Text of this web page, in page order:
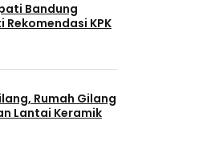
Bandung
Rekomendasi KPK
Rumah Gilang
Lantai Keramik